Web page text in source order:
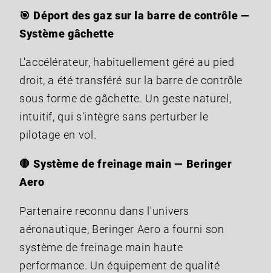
🎯 Déport des gaz sur la barre de contrôle —
Système gâchette
L'accélérateur, habituellement géré au pied
droit, a été transféré sur la barre de contrôle
sous forme de gâchette. Un geste naturel,
intuitif, qui s'intègre sans perturber le
pilotage en vol.
🛑 Système de freinage main — Beringer
Aero
Partenaire reconnu dans l'univers
aéronautique, Beringer Aero a fourni son
système de freinage main haute
performance. Un équipement de qualité